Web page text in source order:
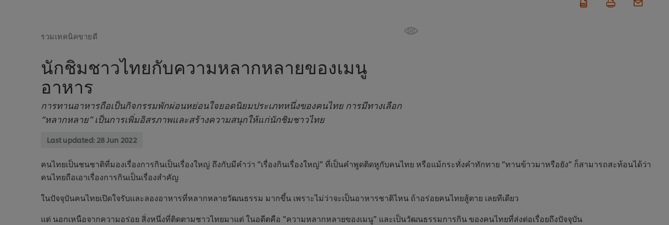
รวมเทคนิคขายดี
นักชิมชาวไทยกับความหลากหลายของเมนู
อาหาร
การทานอาหารถือเป็นกิจกรรมพักผ่อนหย่อนใจยอดนิยมประเภทหนึ่งของคนไทย การมีทางเลือก
“หลากหลาย” เป็นการเพิ่มอิสรภาพและสร้างความสนุกให้แก่นักชิมชาวไทย
Last updated: 28 Jun 2022
คนไทยเป็นชนชาติที่มองเรื่องการกินเป็นเรื่องใหญ่ ถึงกับมีคำว่า “เรื่องกินเรื่องใหญ่” ที่เป็นคำพูดติดหูกับคนไทย หรือแม้กระทั่งคำทักทาย “ทานข้าวมาหรือยัง” ก็สามารถสะท้อนได้ว่า
คนไทยถือเอาเรื่องการกินเป็นเรื่องสำคัญ
ในปัจจุบันคนไทยเปิดใจรับและลองอาหารที่หลากหลายวัฒนธรรม มากขึ้น เพราะไม่ว่าจะเป็นอาหารชาติไหน ถ้าอร่อยคนไทยสู้ตาย เลยทีเดียว
แต่ นอกเหนือจากความอร่อย สิ่งหนึ่งที่ติดตามชาวไทยมาแต่ ในอดีตคือ “ความหลากหลายของเมนู” และเป็นวัฒนธรรมการกิน ของคนไทยที่ส่งต่อเรื่อยถึงปัจจุบัน